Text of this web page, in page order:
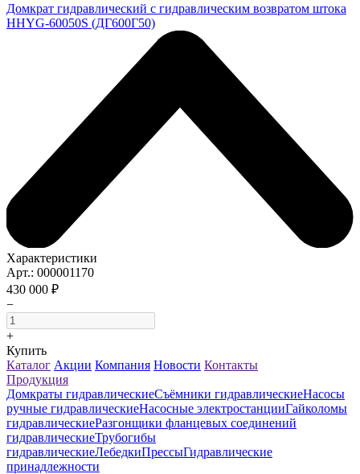
Домкрат гидравлический с гидравлическим возвратом штока
HHYG-60050S (ДГ600Г50)
Характеристики
Арт.: 000001170
430 000 ₽
−
+
Купить
Каталог Акции Компания Новости Контакты
Продукция
Домкраты гидравлическиеСъёмники гидравлическиеНасосы
ручные гидравлическиеНасосные электростанцииГайколомы
гидравлическиеРазгонщики фланцевых соединений
гидравлическиеТрубогибы
гидравлическиеЛебедкиПрессыГидравлические
принадлежности